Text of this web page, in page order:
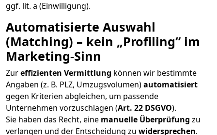
ggf. lit. a (Einwilligung).
Automatisierte Auswahl
(Matching) – kein „Profiling“ im
Marketing-Sinn
Zureffizienten Vermittlung können wir bestimmte
Angaben (z. B. PLZ, Umzugsvolumen)automatisiert
gegen Kriterien abgleichen, um passende
Unternehmen vorzuschlagen (Art. 22 DSGVO).
Sie haben das Recht, eine manuelle Überprüfung zu
verlangen und der Entscheidung zu widersprechen.